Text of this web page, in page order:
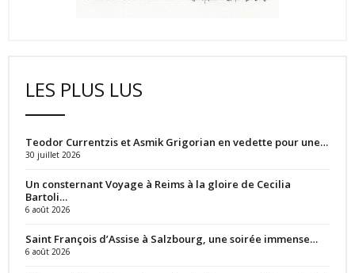
LES PLUS LUS
Teodor Currentzis et Asmik Grigorian en vedette pour une…
30 juillet 2026
Un consternant Voyage à Reims à la gloire de Cecilia
Bartoli…
6 août 2026
Saint François d’Assise à Salzbourg, une soirée immense…
6 août 2026